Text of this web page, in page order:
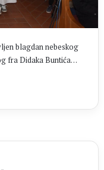
blagdan nebeskog
fra Didaka Buntića…